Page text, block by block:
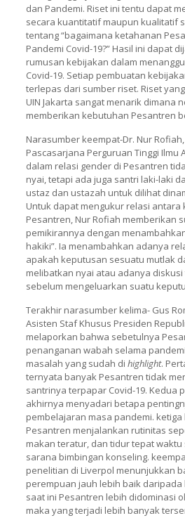
dan Pandemi. Riset ini tentu dapat
secara kuantitatif maupun kualitatif
tentang “bagaimana ketahanan
Pandemi Covid-19?” Hasil ini dapat
rumusan kebijakan dalam
Covid-19. Setiap pembuatan
terlepas dari sumber riset. Riset
UIN Jakarta sangat menarik dimana
memberikan kebutuhan Pesantren
Narasumber keempat-Dr. Nur
Pascasarjana Perguruan Tinggi Ilmu
dalam relasi gender di Pesantren
nyai, tetapi ada juga santri laki-laki
ustaz dan ustazah untuk dilihat
Untuk dapat mengukur relasi antara
Pesantren, Nur Rofiah memberikan
pemikirannya dengan
hakiki”. Ia menambahkan adanya
apakah keputusan sesuatu mutlak
melibatkan nyai atau adanya
sebelum mengeluarkan suatu
Terakhir narasumber kelima- Gus
Asisten Staf Khusus Presiden
melaporkan bahwa sebetulnya
penanganan wabah selama
masalah yang sudah di highlight.
ternyata banyak Pesantren tidak
santrinya terpapar Covid-19. Kedua
akhirnya menyadari betapa
pembelajaran masa pandemi.
Pesantren menjalankan rutinitas
makan teratur, dan tidur tepat
sarana bimbingan konseling.
penelitian di Liverpol menunjukkan
perempuan jauh lebih baik daripada
saat ini Pesantren lebih didominasi
maka yang terjadi lebih banyak